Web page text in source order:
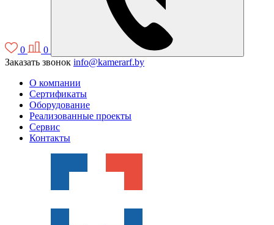
0
0
Заказать звонок info@kamerarf.by
О компании
Сертификаты
Оборудование
Реализованные проекты
Сервис
Контакты